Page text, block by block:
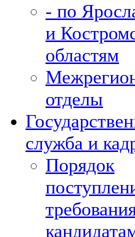
- по
и
областям
отделы
служба и
Порядок